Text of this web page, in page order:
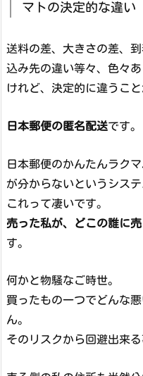
マトの決定的な違い
送料の差、大きさの差、
込み先の違い等々、色々あ
けれど、決定的に違うこと
日本郵便の匿名配送です。
日本郵便のかんたんラク
が分からないというシステ
これって凄いです。
売った私が、どこの誰に
す。
何かと物騒なご時世。
買ったもの一つでどんな
ん。
そのリスクから回避出来